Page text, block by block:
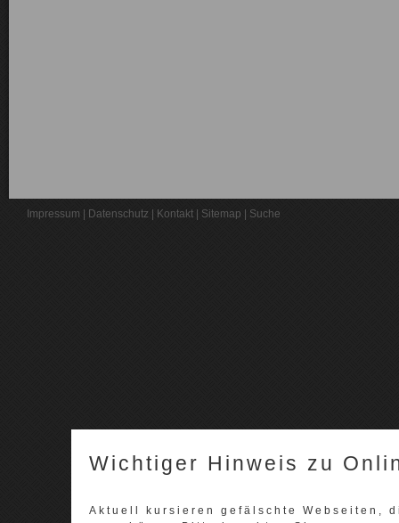
Impressum Datenschutz Kontakt Sitemap Suche
Wichtiger Hinweis zu
Aktuell kursieren gefälschte Webseiten,